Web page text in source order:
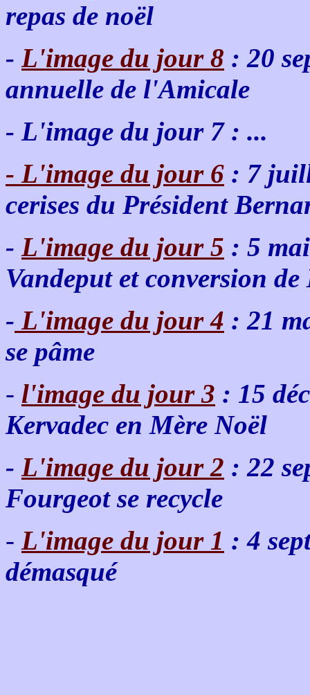
repas de noël
- L'image du jour 8 : 20
annuelle de l'Amicale
- L'image du jour 7 : ...
- L'image du jour 6 : 7
cerises du Président
- L'image du jour 5 : 5
Vandeput et conversion
- L'image du jour 4 : 21
se pâme
- l'image du jour 3 : 15
Kervadec en Mère Noël
- L'image du jour 2 : 22
Fourgeot se recycle
- L'image du jour 1 : 4
démasqué